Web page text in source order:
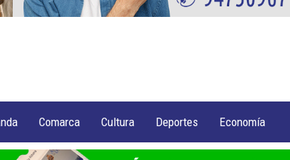
Comarca Cultura Deportes Economía